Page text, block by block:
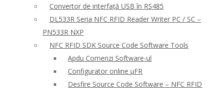
Convertor de interfață USB în RS485
DL533R Seria NFC RFID Reader Writer PC / SC –
PN533R NXP
NFC RFID SDK Source Code Software Tools
Apdu Comenzi Software-ul
Configurator online μFR
Desfire Source Code Software – NFC RFID